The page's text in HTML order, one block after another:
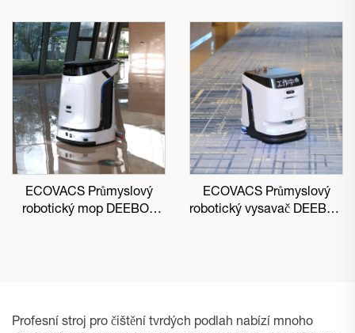
ECOVACS Průmyslový
robotický mop DEEBOT
ECOVACS Průmyslový
robotický vysavač DEEBOT
Profesní stroj pro čištění tvrdých podlah nabízí mnoho